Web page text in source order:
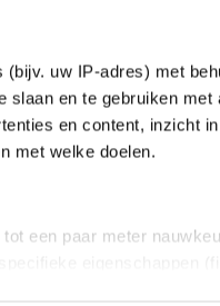
uw IP-adres) met
slaan en te gebruiken met
en content, inzicht
met welke doelen.
een paar meter